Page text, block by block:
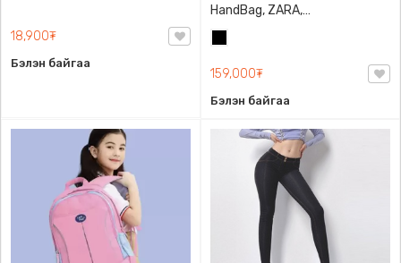
18,900₮
Бэлэн байгаа
HandBag, ZARA,
3720/005/040, PU арьс
159,000₮
Бэлэн байгаа